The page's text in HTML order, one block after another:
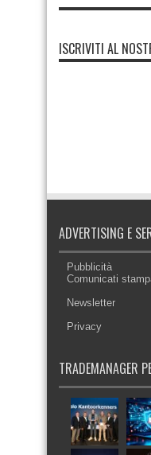
ISCRIVITI AL
ADVERTISING E
Pubblicità
Comunicati
Newsletter
Privacy
TRADEMANAGER